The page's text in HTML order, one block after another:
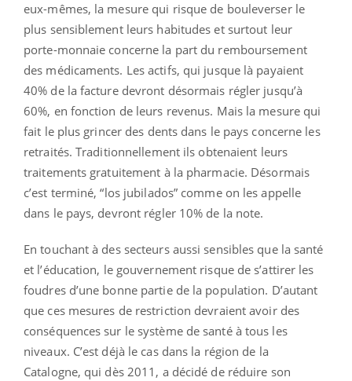
eux-mêmes, la mesure qui risque de bouleverser le
plus sensiblement leurs habitudes et surtout leur
porte-monnaie concerne la part du remboursement
des médicaments. Les actifs, qui jusque là payaient
40% de la facture devront désormais régler jusqu’à
60%, en fonction de leurs revenus. Mais la mesure qui
fait le plus grincer des dents dans le pays concerne les
retraités. Traditionnellement ils obtenaient leurs
traitements gratuitement à la pharmacie. Désormais
c’est terminé, “los jubilados” comme on les appelle
dans le pays, devront régler 10% de la note.
En touchant à des secteurs aussi sensibles que la santé
et l’éducation, le gouvernement risque de s’attirer les
foudres d’une bonne partie de la population. D’autant
que ces mesures de restriction devraient avoir des
conséquences sur le système de santé à tous les
niveaux. C’est déjà le cas dans la région de la
Catalogne, qui dès 2011, a décidé de réduire son